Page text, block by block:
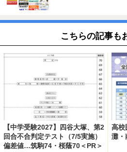
こちらの記事も
【中学受験2027】四谷大塚、第2
回合不合判定テスト（7/5実施）
偏差値…筑駒74・桜蔭70＜PR＞
高校
灘・